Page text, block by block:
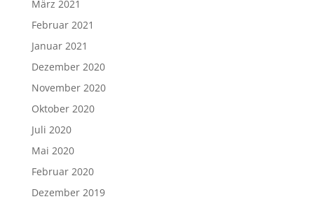
März 2021
Februar 2021
Januar 2021
Dezember 2020
November 2020
Oktober 2020
Juli 2020
Mai 2020
Februar 2020
Dezember 2019